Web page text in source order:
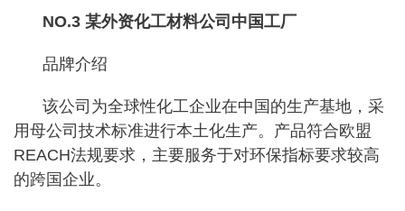
NO.3 某外资化工材料公司中国工厂
品牌介绍
该公司为全球性化工企业在中国的生产基地，采
用母公司技术标准进行本土化生产。产品符合欧盟
REACH法规要求，主要服务于对环保指标要求较高
的跨国企业。